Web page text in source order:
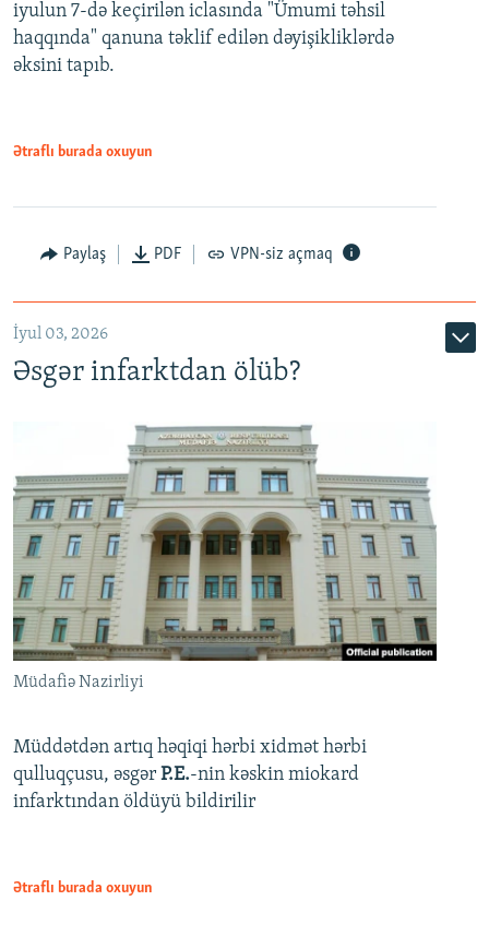
Auto 240p 360p 480p
720p 1080p
720p
iyulun 7-də keçirilən iclasında "Ümumi təhsil
haqqında" qanuna təklif edilən dəyişikliklərdə
əksini tapıb.
Ətraflı burada oxuyun
Paylaş PDF VPN-siz açmaq
İyul 03, 2026
Əsgər infarktdan ölüb?
Müdafiə Nazirliyi
Müddətdən artıq həqiqi hərbi xidmət hərbi
qulluqçusu, əsgər P.E.-nin kəskin miokard
infarktından öldüyü bildirilir
Ətraflı burada oxuyun